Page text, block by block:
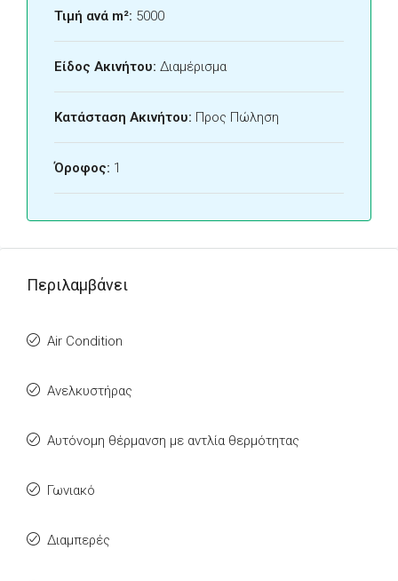
Τιμή ανά m²: 5000
Είδος Ακινήτου: Διαμέρισμα
Κατάσταση Ακινήτου: Προς Πώληση
Όροφος: 1
Περιλαμβάνει
Air Condition
Ανελκυστήρας
Αυτόνομη θέρμανση με αντλία θερμότητας
Γωνιακό
Διαμπερές